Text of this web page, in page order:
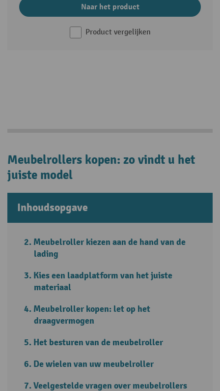
Naar het product
Product vergelijken
Meubelrollers kopen: zo vindt u het
juiste model
Inhoudsopgave
Meubelroller kiezen aan de hand van de
lading
Kies een laadplatform van het juiste
materiaal
Meubelroller kopen: let op het
draagvermogen
Het besturen van de meubelroller
De wielen van uw meubelroller
Veelgestelde vragen over meubelrollers